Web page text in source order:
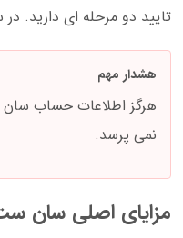
تایید دو مرحله ای دارید. در سال 1403، این سیستم از 15 هزار حمله سایبری جلوگیری کرد. پس نگران نباشید— سان
هشدار مهم
نمی پرسد.
مزایای اصلی سان ست